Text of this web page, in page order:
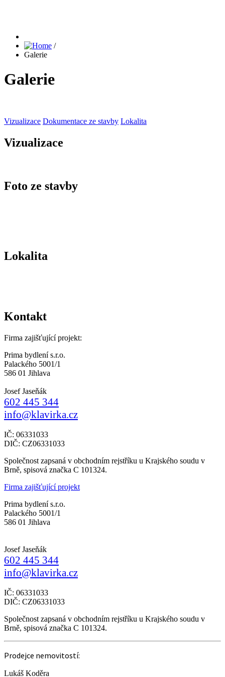
/
Galerie
Galerie
Vizualizace Dokumentace ze stavby Lokalita
Vizualizace
Foto ze stavby
Lokalita
Kontakt
Firma zajišťující projekt:
Prima bydlení s.r.o.
Palackého 5001/1
586 01 Jihlava
Josef Jaseňák
602 445 344
info@klavirka.cz
IČ: 06331033
DIČ: CZ06331033
Společnost zapsaná v obchodním rejstříku u Krajského soudu v
Brně, spisová značka C 101324.
Firma zajišťující projekt
Prima bydlení s.r.o.
Palackého 5001/1
586 01 Jihlava
Josef Jaseňák
602 445 344
info@klavirka.cz
IČ: 06331033
DIČ: CZ06331033
Společnost zapsaná v obchodním rejstříku u Krajského soudu v
Brně, spisová značka C 101324.
Prodejce nemovitostí:
Lukáš Koděra